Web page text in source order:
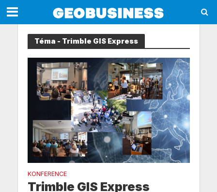
Téma - Trimble GIS Express
KONFERENCE
Trimble GIS Express